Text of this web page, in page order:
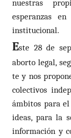
nuestras
esperanzas
institucional.
Este 28 de
aborto legal,
te y nos
colectivos
ámbitos para
ideas, para la
información y